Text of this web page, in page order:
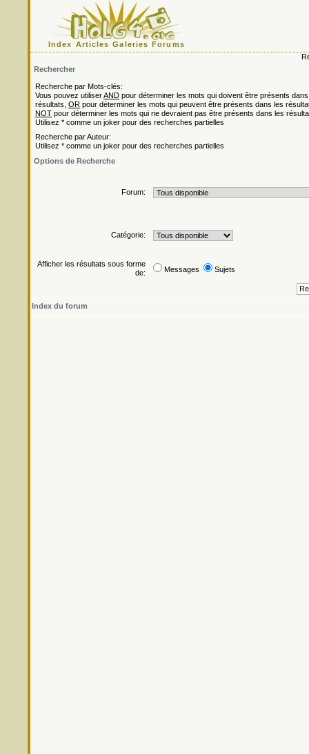
Index Articles Galeries Forums
Rechercher
Recherche par Mots-clés:
Vous pouvez utiliserAND pour déterminer les mots qui doivent être présents
résultats, OR pour déterminer les mots qui peuvent être présents dans les
NOT pour déterminer les mots qui ne devraient pas être présents dans les
Utilisez * comme un joker pour des recherches partielles
Recherche par Auteur:
Utilisez * comme un joker pour des recherches partielles
Options de Recherche
Forum:
Catégorie:
Afficher les résultats sous forme
de:
Messages Sujets
Index du forum